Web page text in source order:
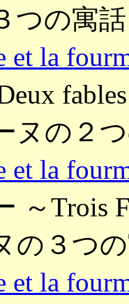
つの寓話
et la
ヌの２
et la
～Trois
の３つ
et la